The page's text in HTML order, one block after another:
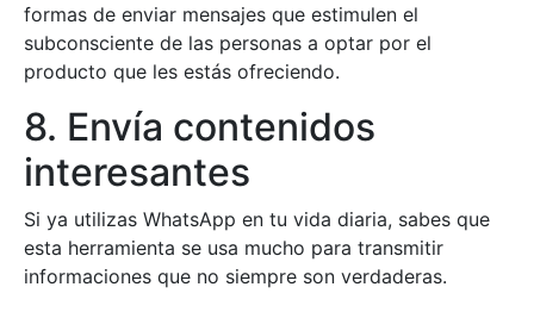
formas de enviar mensajes que estimulen el
subconsciente de las personas a optar por el
producto que les estás ofreciendo.
8. Envía contenidos
interesantes
Si ya utilizas WhatsApp en tu vida diaria, sabes que
esta herramienta se usa mucho para transmitir
informaciones que no siempre son verdaderas.